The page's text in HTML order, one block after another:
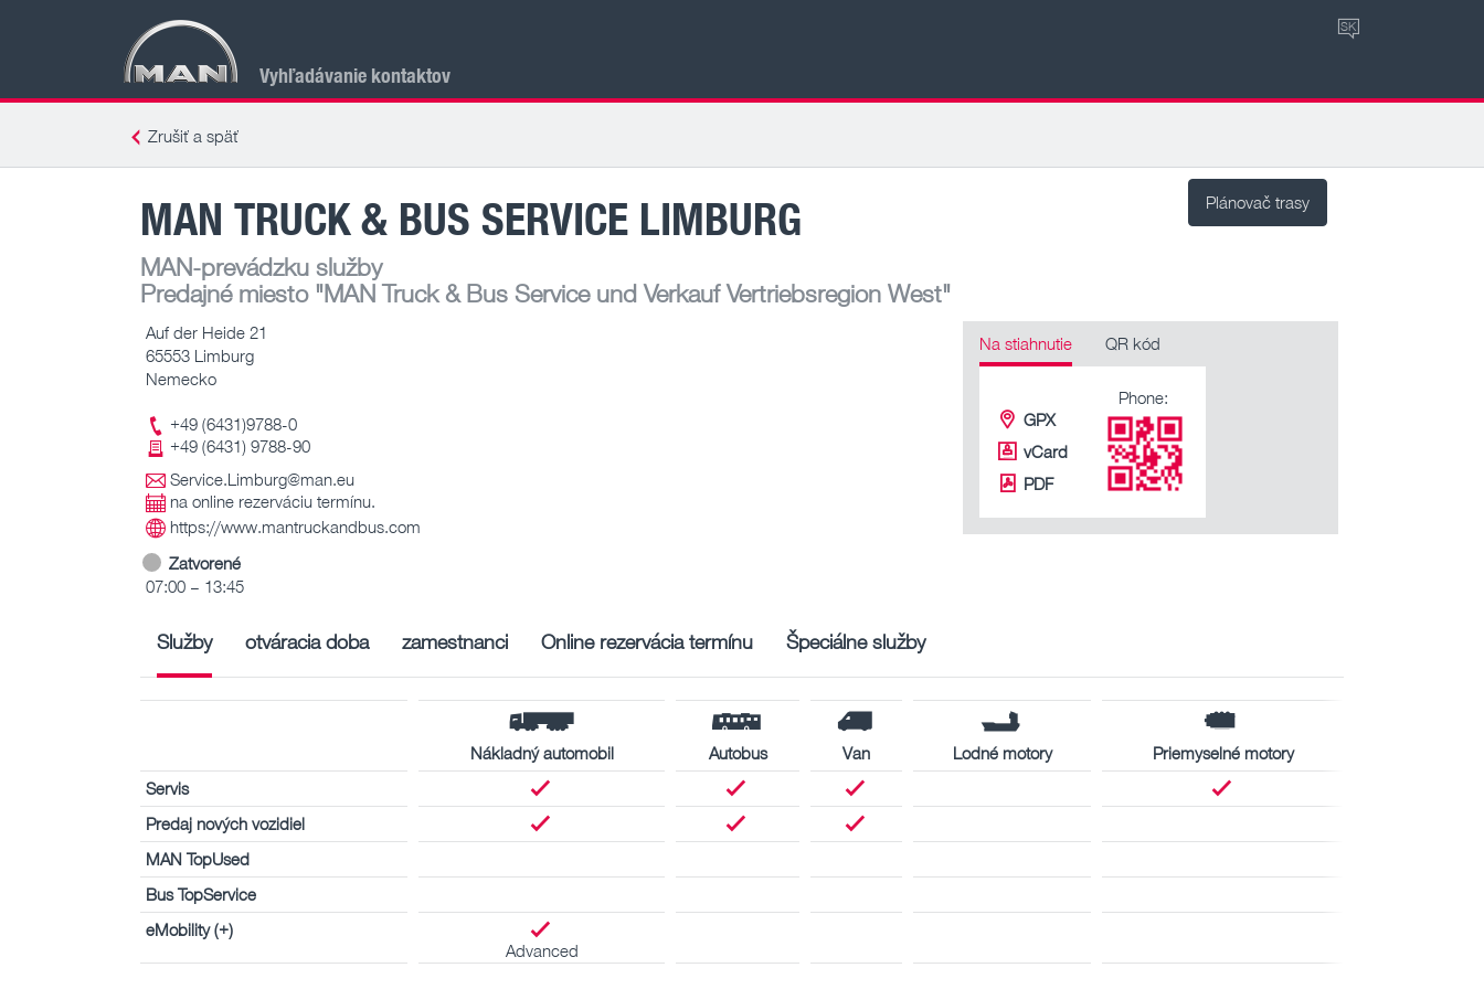
Vyhľadávanie kontaktov
SK
Zrušiť a späť
Plánovač trasy
MAN TRUCK & BUS SERVICE LIMBURG
MAN-prevádzku služby
Predajné miesto"MAN Truck & Bus Service und Verkauf Vertriebsregion West"
Auf der Heide 21
65553 Limburg
Nemecko
+49 (6431)9788-0
+49 (6431) 9788-90
Service.Limburg@man.eu
na online rezerváciu termínu.
https://www.mantruckandbus.com
Zatvorené
07:00 – 13:45
Na stiahnutie QR kód
GPX
vCard
PDF
Phone:
Služby otváracia doba zamestnanci Online rezervácia termínu Špeciálne služby
Nákladný automobil Autobus Van Lodné motory
Priemyselné motory
Servis
Predaj nových vozidiel
MAN TopUsed
Bus TopService
eMobility (+)
Advanced